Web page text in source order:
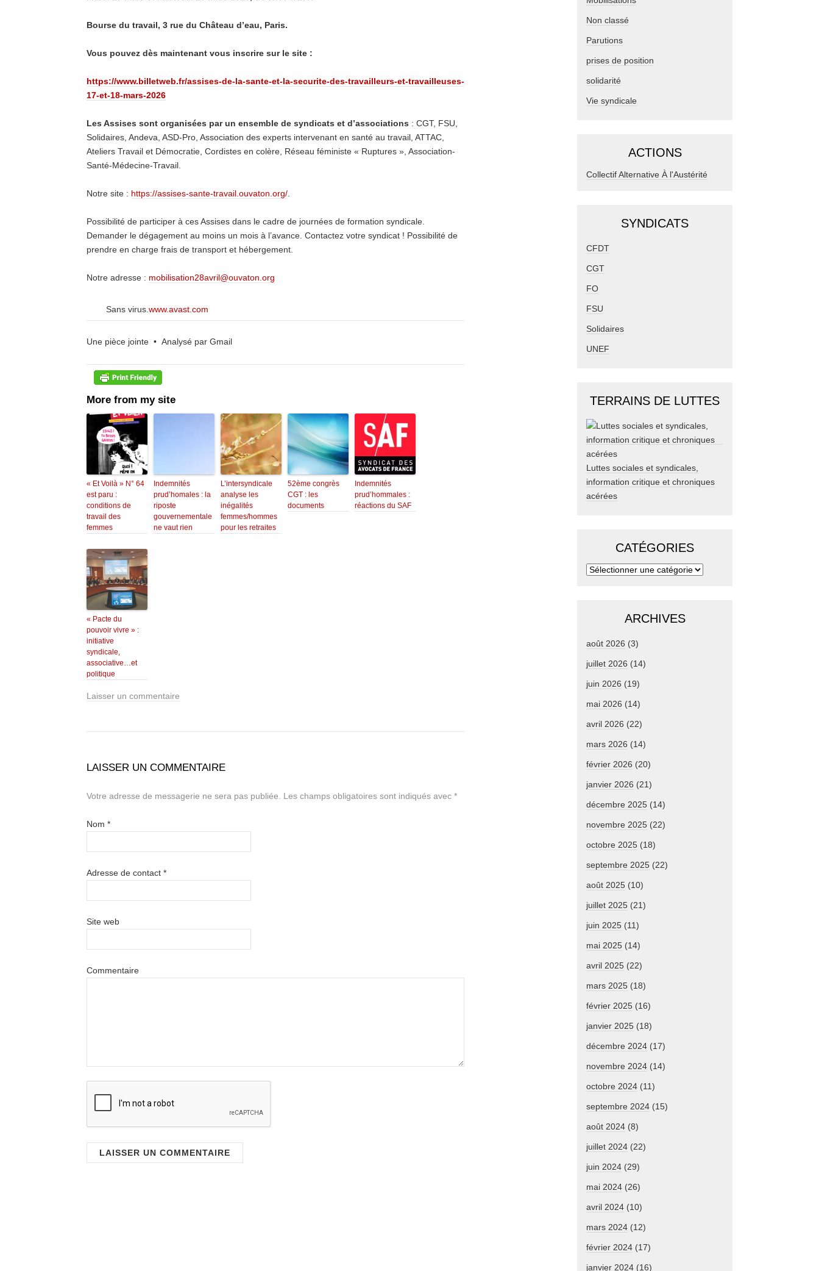
Bourse du travail, 3 rue du Château d’eau, Paris.
Vous pouvez dès maintenant vous inscrire sur le site :
https://www.billetweb.fr/assises-de-la-sante-et-la-securite-des-travailleurs-et-travailleuses-
17-et-18-mars-2026
Les Assises sont organisées par un ensemble de syndicats et d’associations : CGT, FSU,
Solidaires, Andeva, ASD-Pro, Association des experts intervenant en santé au travail, ATTAC,
Ateliers Travail et Démocratie, Cordistes en colère, Réseau féministe « Ruptures », Association-
Santé-Médecine-Travail.
Notre site : https://assises-sante-travail.ouvaton.org/
Possibilité de participer à ces Assises dans le cadre de journées de formation syndicale.
Demander le dégagement au moins un mois à l’avance. Contactez votre syndicat ! Possibilité de
prendre en charge frais de transport et hébergement.
Notre adresse : mobilisation28avril@ouvaton.org
Sans virus. www.avast.com
Une pièce jointe • Analysé par Gmail
More from my site
« Et Voilà » N° 64
est paru :
conditions de
travail des
femmes
Indemnités
prud’homales : la
riposte
gouvernementale
ne vaut rien
L’intersyndicale
analyse les
inégalités
femmes/hommes
pour les retraites
52ème congrès
CGT : les
documents
Indemnités
prud’hommales :
réactions du SAF
« Pacte du
pouvoir vivre » :
initiative
syndicale,
associative…et
politique
Laisser un commentaire
LAISSER UN COMMENTAIRE
Votre adresse de messagerie ne sera pas publiée. Les champs obligatoires sont indiqués avec *
Nom *
Adresse de contact *
Site web
Commentaire
Non classé
Parutions
prises de position
solidarité
Vie syndicale
ACTIONS
Collectif Alternative À l'Austérité
SYNDICATS
CFDT
CGT
FO
FSU
Solidaires
UNEF
TERRAINS DE LUTTES
Luttes sociales et syndicales,
information critique et chroniques
acérées
CATÉGORIES
ARCHIVES
août 2026 (3)
juillet 2026 (14)
juin 2026 (19)
mai 2026 (14)
avril 2026 (22)
mars 2026 (14)
février 2026 (20)
janvier 2026 (21)
décembre 2025 (14)
novembre 2025 (22)
octobre 2025 (18)
septembre 2025 (22)
août 2025 (10)
juillet 2025 (21)
juin 2025 (11)
mai 2025 (14)
avril 2025 (22)
mars 2025 (18)
février 2025 (16)
janvier 2025 (18)
décembre 2024 (17)
novembre 2024 (14)
octobre 2024 (11)
septembre 2024 (15)
août 2024 (8)
juillet 2024 (22)
juin 2024 (29)
mai 2024 (26)
avril 2024 (10)
mars 2024 (12)
février 2024 (17)
janvier 2024 (16)